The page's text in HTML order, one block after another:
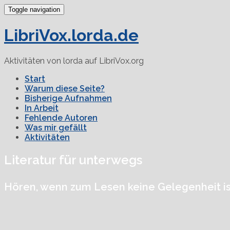
Toggle navigation
LibriVox.lorda.de
Aktivitäten von lorda auf LibriVox.org
Start
Warum diese Seite?
Bisherige Aufnahmen
In Arbeit
Fehlende Autoren
Was mir gefällt
Aktivitäten
Literatur für unterwegs
Hören, wenn zum Lesen keine Gelegenheit